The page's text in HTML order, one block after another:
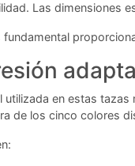
Las dimensiones
utilizada en estas
de los cinco colores